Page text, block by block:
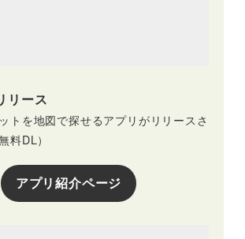
リース
トを地図で探せるアプリがリリースさ
料DL）
アプリ紹介ページ